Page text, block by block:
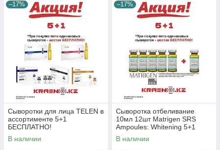
–17%
Сыворотки для лица TELEN в
ассортименте 5+1
БЕСПЛАТНО!
В наличии
–17%
Сыворотка отбеливание
10мл 12шт Matrigen SRS
Ampoules: Whitening 5+1
БЕСПЛАТНО!
В наличии